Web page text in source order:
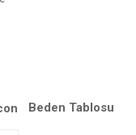
Beden Tablosu